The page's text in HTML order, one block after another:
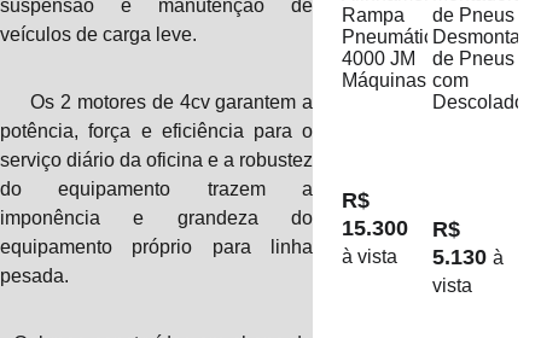
suspensão e manutenção de
veículos de carga leve.
Os 2 motores de 4cv garantem a
potência, força e eficiência para o
serviço diário da oficina e a robustez
do equipamento trazem a
imponência e grandeza do
equipamento próprio para linha
pesada.
R$
15.300
à vista
R$
5.130 à
vista